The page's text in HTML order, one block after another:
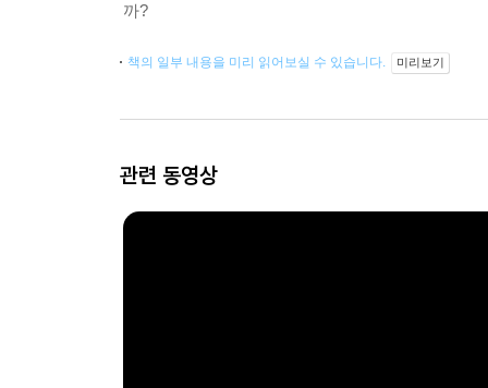
까?
책의 일부 내용을 미리 읽어보실 수 있습니다. 미리보기
관련 동영상